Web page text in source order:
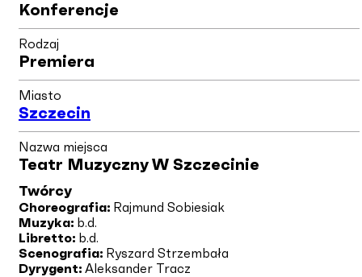
Konferencje
Rodzaj
Premiera
Miasto
Szczecin
Nazwa miejsca
Teatr Muzyczny W Szczecinie
Twórcy
Choreografia: Rajmund Sobiesiak
Muzyka: b.d.
Libretto: b.d.
Scenografia: Ryszard Strzembała
Dyrygent: Aleksander Tracz